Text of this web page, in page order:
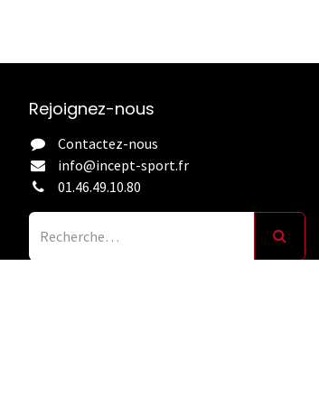
Rejoignez-nous
Contactez-nous
info@incept-sport.fr
01.46.49.10.80